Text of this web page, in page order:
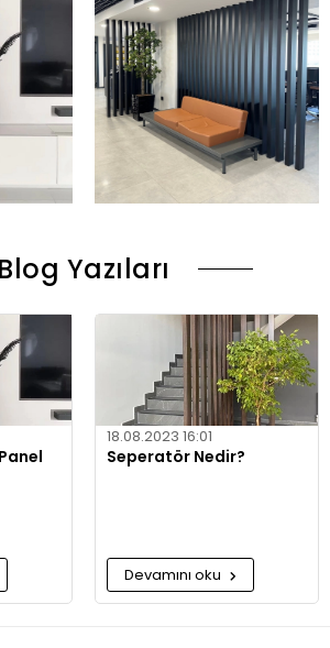
Blog Yazıları
18.08.2023 16:01
Seperatör Nedir?
Devamını oku